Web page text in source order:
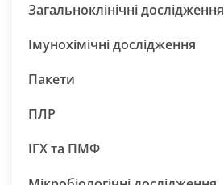
Загальноклінічні дослідження
Імунохімічні дослідження
Пакети
ПЛР
ІГХ та ПМФ